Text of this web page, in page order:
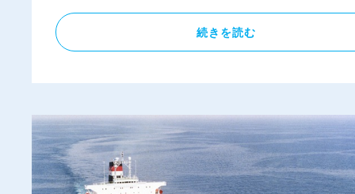
続きを読む